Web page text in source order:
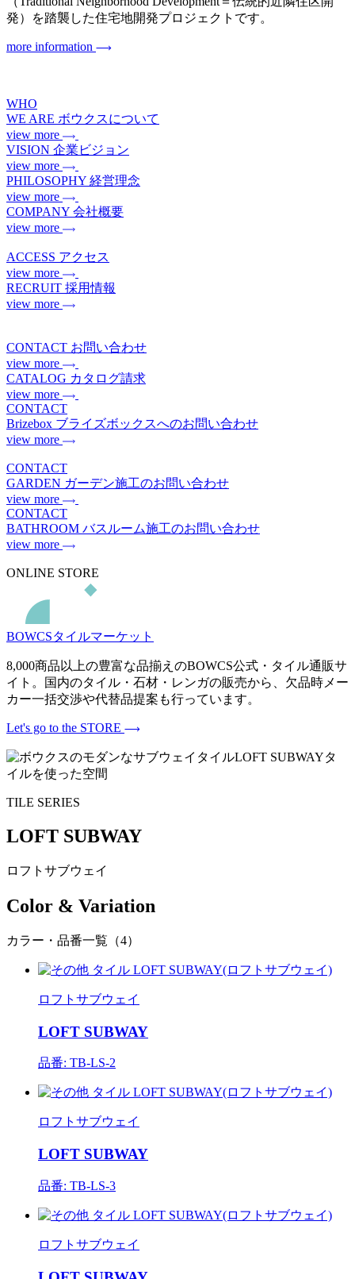
発）を踏襲した住宅地開発プロジェクトです。
more information
WHO
WE ARE ボウクスについて
view more
VISION 企業ビジョン
view more
PHILOSOPHY 経営理念
view more
COMPANY 会社概要
view more
ACCESS アクセス
view more
RECRUIT 採用情報
view more
CONTACT お問い合わせ
view more
CATALOG カタログ請求
view more
CONTACT
Brizebox ブライズボックスへのお問い合わせ
view more
CONTACT
GARDEN ガーデン施工のお問い合わせ
view more
CONTACT
BATHROOM バスルーム施工のお問い合わせ
view more
ONLINE STORE
BOWCSタイルマーケット
8,000商品以上の豊富な品揃えのBOWCS公式・タイル通販サ
イト。国内のタイル・石材・レンガの販売から、欠品時メー
カー一括交渉や代替品提案も行っています。
Let's go to the STORE
TILE SERIES
LOFT SUBWAY
ロフトサブウェイ
Color & Variation
カラー・品番一覧（4）
ロフトサブウェイ
LOFT SUBWAY
品番: TB-LS-2
ロフトサブウェイ
LOFT SUBWAY
品番: TB-LS-3
ロフトサブウェイ